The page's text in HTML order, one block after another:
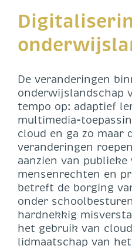
De veranderingen
onderwijslandschap
tempo op: adaptief
multimedia-
cloud en ga zo maar
veranderingen
aanzien van publieke
mensenrechten en
betreft de borging
onder
hardnekkig
het gebruik van
lidmaatschap van